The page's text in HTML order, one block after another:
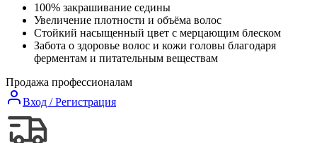
100% закрашивание седины
Увеличение плотности и объёма волос
Стойкий насыщенный цвет с мерцающим блеском
Забота о здоровье волос и кожи головы благодаря
ферментам и питательным веществам
Продажа профессионалам
Вход / Регистрация